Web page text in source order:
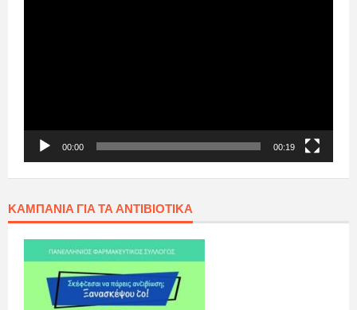
00:00 00:19
ΚΑΜΠΆΝΙΑ ΓΙΑ ΤΑ ΑΝΤΙΒΙΟΤΙΚΆ